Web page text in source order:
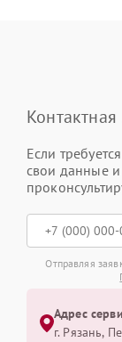
Если
свои данные
Отправляя
Адрес
г. Рязань,